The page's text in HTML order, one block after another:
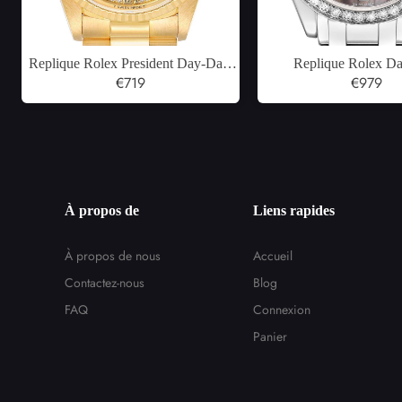
Replique Rolex President Day-Date
cadran Myriad diamants or jaune
€719
Replique Rolex
Masterpiece platine
€979
À propos de
À propos de nous
Contactez-nous
FAQ
Liens rapides
Accueil
Blog
Connexion
Panier